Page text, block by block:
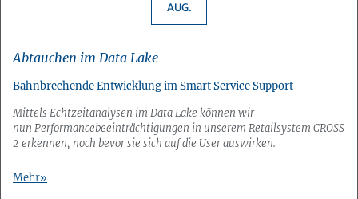
AUG.
Abtauchen im Data Lake
Bahnbrechende Entwicklung im Smart Service Support
Mittels Echtzeitanalysen im Data Lake können wir
nun Performancebeeinträchtigungen in unserem Retailsystem CROSS
2 erkennen, noch bevor sie sich auf die Userauswirken.
Mehr